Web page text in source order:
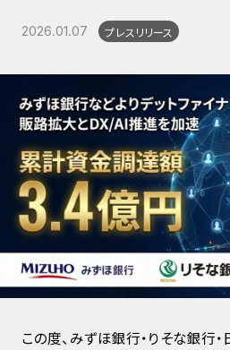
2026.01.07 プレスリリース
この度、みずほ銀行・りそな銀行